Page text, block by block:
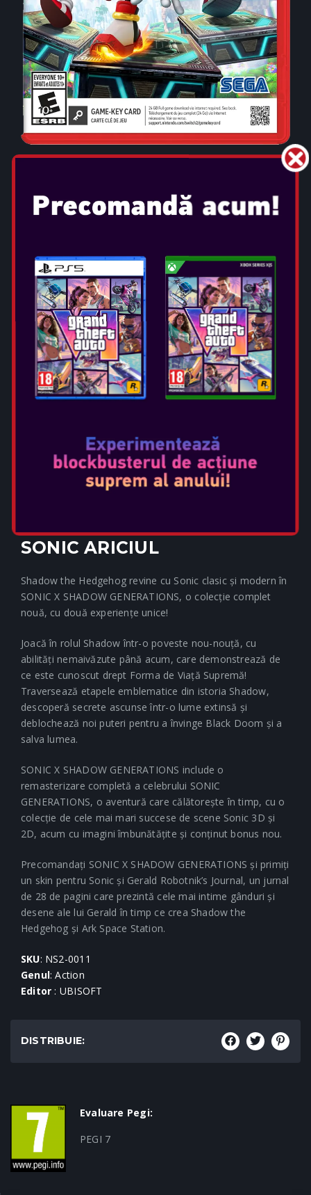
SONIC X SHADOW
GENERATIONS
Data Lansării: oct 25, 2024
SONIC ARICIUL
Shadow the Hedgehog revine cu Sonic clasic și modern în
SONIC X SHADOW GENERATIONS, o colecție complet
nouă, cu două experiențe unice!
Joacă în rolul Shadow într-o poveste nou-nouță, cu
abilități nemaivăzute până acum, care demonstrează de
ce este cunoscut drept Forma de Viață Supremă!
Traversează etapele emblematice din istoria Shadow,
descoperă secrete ascunse într-o lume extinsă și
deblochează noi puteri pentru a învinge Black Doom și a
salva lumea.
SONIC X SHADOW GENERATIONS include o
remasterizare completă a celebrului SONIC
GENERATIONS, o aventură care călătorește în timp, cu o
colecție de cele mai mari succese de scene Sonic 3D și
2D, acum cu imagini îmbunătățite și conținut bonus nou.
Precomandați SONIC X SHADOW GENERATIONS și primiți
un skin pentru Sonic și Gerald Robotnik’s Journal, un jurnal
de 28 de pagini care prezintă cele mai intime gânduri și
desene ale lui Gerald în timp ce crea Shadow the
Hedgehog și Ark Space Station.
SKU: NS2-0011
Genul: Action
Editor : UBISOFT
DISTRIBUIE:
Evaluare Pegi:
PEGI 7